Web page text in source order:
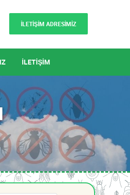
İLETİŞİM ADRESİMİZ
İLETİŞİM